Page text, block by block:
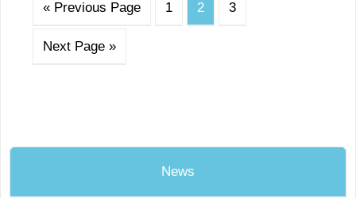
« Previous Page 1 2 3
Next Page »
News